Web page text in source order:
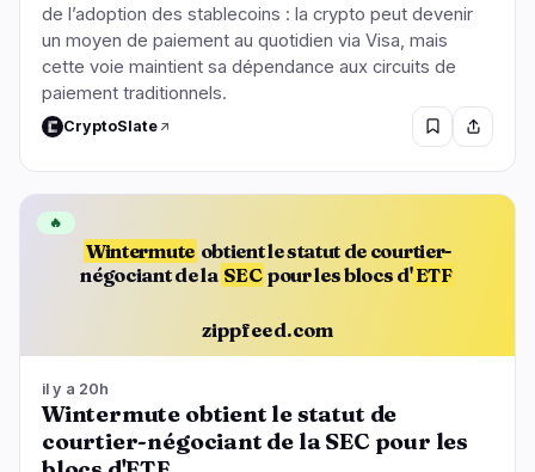
de l’adoption des stablecoins : la crypto peut devenir
un moyen de paiement au quotidien via Visa, mais
cette voie maintient sa dépendance aux circuits de
paiement traditionnels.
CryptoSlate
Wintermute obtient le statut de courtier-
négociant de la SEC pour les blocs d'ETF
zippfeed.com
🔥
il y a 20h
Wintermute obtient le statut de
courtier-négociant de la SEC pour les